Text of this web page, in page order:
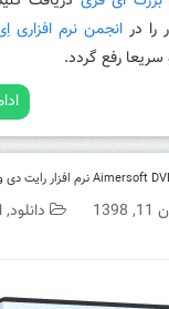
را در انجمن نرم افزاری
رفع گردد.
دانلود,